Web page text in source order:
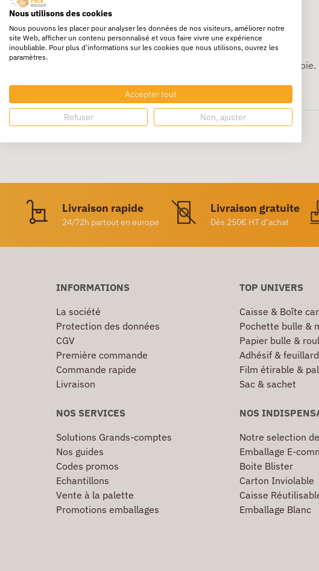
Couverture en polypropylène opaque aspect grain
Coloris assortis : bleu, rouge, vert, noir.
Livraison rapide
24/72h partout en europe
Livraison gratuite
Dès 250€ HT d’achat
INFORMATIONS
La société
Protection des données
CGV
Première commande
Commande rapide
Livraison
TOP UNIVERS
Caisse & Boîte
Pochette bulle &
Papier bulle &
Adhésif & feuillard
Film étirable &
Sac & sachet
NOS SERVICES
Solutions Grands-comptes
Nos guides
Codes promos
Echantillons
Vente à la palette
Promotions emballages
NOS
Notre selection
Emballage E-
Boite Blister
Carton Inviolable
Caisse
Emballage Blanc
Nous utilisons des cookies
Nous pouvons les placer pour analyser les données de nos visiteurs, améliorer notre
site Web, afficher un contenu personnalisé et vous faire vivre une expérience
inoubliable. Pour plus d'informations sur les cookies que nous utilisons, ouvrez les
paramètres.
Accepter tout
Refuser Non, ajuster